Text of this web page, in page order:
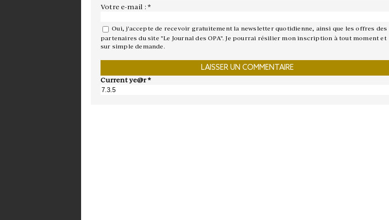
Votre e-mail : *
Oui, j'accepte de recevoir gratuitement la newsletter quotidienne, ainsi que les offres des
partenaires du site "Le Journal des OPA". Je pourrai résilier mon inscription à tout moment et
sur simple demande.
Current ye@r*